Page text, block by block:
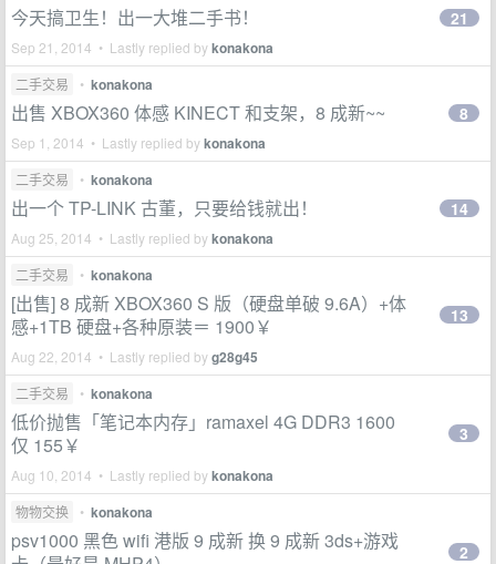
今天搞卫生！出一大堆二手书！
Sep 21, 2014 • Lastly replied bykonakona
21
二手交易 • konakona
出售 XBOX360 体感 KINECT 和支架，8 成新~~
Sep 1, 2014 • Lastly replied bykonakona
8
二手交易 • konakona
出一个 TP-LINK 古董，只要给钱就出！
Aug 25, 2014 • Lastly replied bykonakona
14
二手交易 • konakona
[出售] 8 成新 XBOX360 S 版（硬盘单破 9.6A）+体
感+1TB 硬盘+各种原装＝ 1900￥
Aug 22, 2014 • Lastly replied byg28g45
13
二手交易 • konakona
低价抛售「笔记本内存」ramaxel 4G DDR3 1600
仅 155￥
Aug 10, 2014 • Lastly replied bykonakona
3
物物交换 • konakona
psv1000 黑色 wifi 港版 9 成新 换 9 成新 3ds+游戏
2